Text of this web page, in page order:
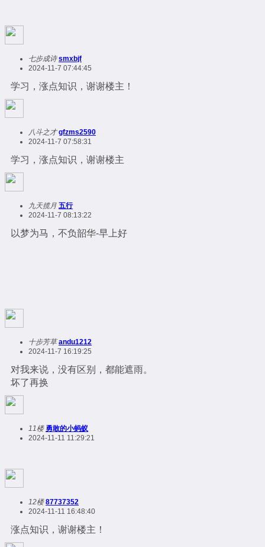
七步成诗 smxbjf
2024-11-7 07:44:45
学习，涨点知识，谢谢楼主！
八斗之才 gfzms2590
2024-11-7 07:58:31
学习，涨点知识，谢谢楼主
九天揽月 五行
2024-11-7 08:13:22
以梦为马，不负韶华-早上好
十步芳草 andu1212
2024-11-7 16:19:25
对我来说，没有区别，都能遮雨。
坏了再换
11楼 勇敢的小蚂蚁
2024-11-11 11:29:21
12楼 87737352
2024-11-11 16:48:40
涨点知识，谢谢楼主！